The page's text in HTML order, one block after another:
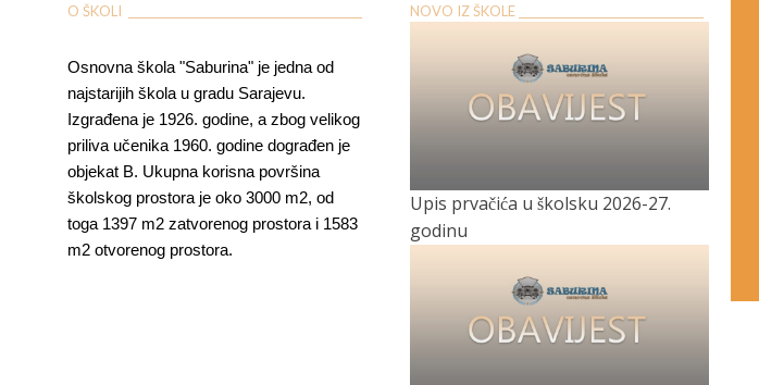
O ŠKOLI ___________________________________________
Osnovna škola "Saburina" je jedna od
najstarijih škola u gradu Sarajevu.
Izgrađena je 1926. godine, a zbog velikog
priliva učenika 1960. godine dograđen je
objekat B. Ukupna korisna površina
školskog prostora je oko 3000 m2, od
toga 1397 m2 zatvorenog prostora i 1583
m2 otvorenog prostora.
NOVO IZ ŠKOLE __________________________________
Upis prvačića u školsku 2026-27.
godinu